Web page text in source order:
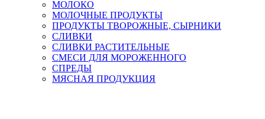
МОЛОКО
МОЛОЧНЫЕ ПРОДУКТЫ
ПРОДУКТЫ ТВОРОЖНЫЕ, СЫРНИКИ
СЛИВКИ
СЛИВКИ РАСТИТЕЛЬНЫЕ
СМЕСИ ДЛЯ МОРОЖЕННОГО
СПРЕДЫ
МЯСНАЯ ПРОДУКЦИЯ